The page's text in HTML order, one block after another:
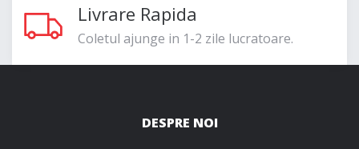
Livrare Rapida
Coletul ajunge in 1-2 zile lucratoare.
DESPRE NOI